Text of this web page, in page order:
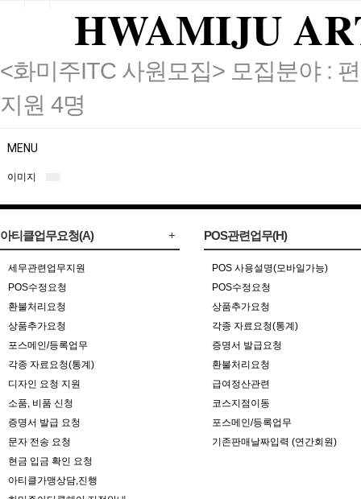
HWAMIJU
<화미주ITC 사원모집> 모집분야 :
지원 4명
MENU
이미지
아티클업무요청(A)
세무관련업무지원
POS수정요청
환불처리요청
상품추가요청
포스메인/등록업무
각종 자료요청(통계)
디자인 요청 지원
소품, 비품 신청
증명서 발급 요청
문자 전송 요청
현금 입금 확인 요청
아티클가맹상담,진행
POS관련업무(H)
POS 사용설명(모바일가능)
POS수정요청
상품추가요청
각종 자료요청(통계)
증명서 발급요청
환불처리요청
급여정산관련
코스지점이동
포스메인/등록업무
기존판매날짜입력 (연간회원)